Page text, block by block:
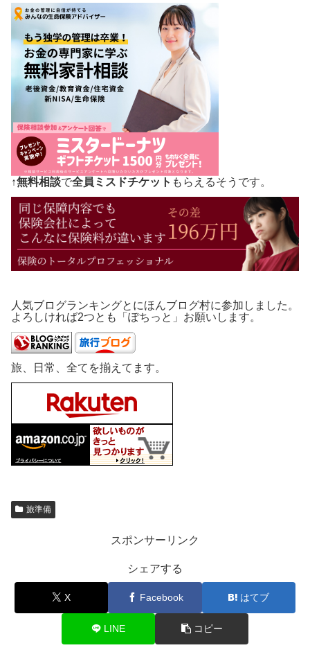
↑無料相談で全員ミスドチケット もらえるそうです。
人気ブログランキングとにほんブログ村に参加しました。
よろしければ2つとも「ぽちっと」お願いします。
旅、日常、全てを揃えてます。
旅準備
スポンサーリンク
シェアする
X Facebook はてブ
LINE コピー